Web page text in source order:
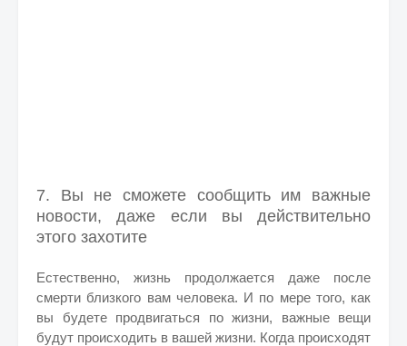
7. Вы не сможете сообщить им важные
новости, даже если вы действительно
этого захотите
Естественно, жизнь продолжается даже после
смерти близкого вам человека. И по мере того, как
вы будете продвигаться по жизни, важные вещи
будут происходить в вашей жизни. Когда происходят